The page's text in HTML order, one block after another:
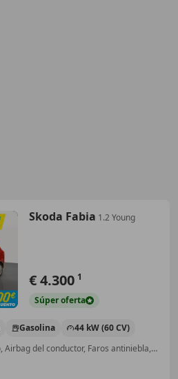
Skoda Fabia 1.2 Young
€ 4.300 1
Súperoferta
Gasolina
44 kW (60 CV)
Garantia, Aire Acondicionado, Airbag del conductor, Faros antiniebla, Isofix, ABS, Airbags laterales, Airbag acompañante